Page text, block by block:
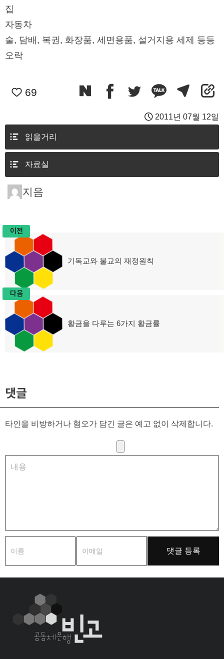
집
자동차
술, 담배, 복권, 화장품, 세면용품, 설거지용 세제 등등
오락
69
2011년 07월 12일
읽을거리
자료실
지음
글
탐
색
이전
이
기독교와 불교의 재정원칙
다음
다
황금을 다루는 6가지 황금률
댓글
타인을 비방하거나 혐오가 담긴 글은 예고 없이 삭제합니다.